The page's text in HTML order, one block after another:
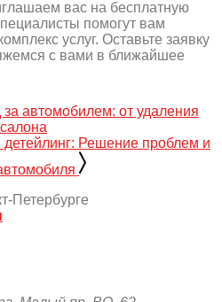
вас на бесплатную
помогут вам
услуг. Оставьте заявку
с вами в ближайшее
автомобилем: от удаления
Решение проблем и
Петербурге